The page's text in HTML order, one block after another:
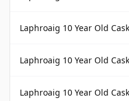
Laphroaig 10 Year Old
Laphroaig 10 Year Old Cask
Laphroaig 10 Year Old Cask